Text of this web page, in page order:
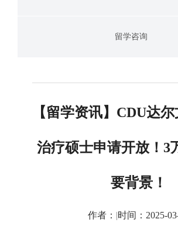
留学咨询
【留学资讯】CDU达
治疗硕士申请开放！3
要背景！
作者： |时间：2025-